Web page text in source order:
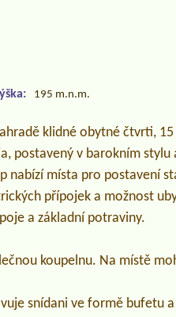
195 m.n.m.
klidné obytné čtvrti,
postavený v barokním
nabízí místa pro postavení
přípojek a možnost
a základní potraviny.
koupelnu. Na místě
snídani ve formě bufetu